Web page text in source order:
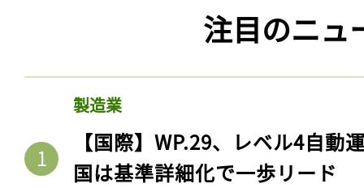
注目のニュ
製造業
【国際】WP.29、レベル4自動
国は基準詳細化で一歩リード